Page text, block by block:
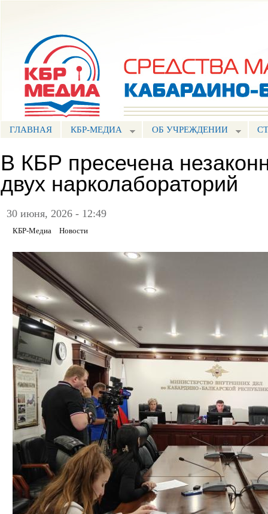
ГЛАВНАЯ КБР-МЕДИА ОБ УЧРЕЖДЕНИИ
В КБР пресечена
двух нарколабораторий
30 июня, 2026 - 12:49
КБР-Медиа Новости